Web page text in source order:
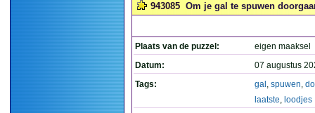
943085 Om je gal te spuwen
Plaats van de puzzel:
eigen maaksel
Datum:
07 augustus
Tags:
gal , spuwen,
laatste, loodjes